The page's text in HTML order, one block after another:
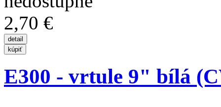
2,70 €
E300 - vrtule 9" bílá